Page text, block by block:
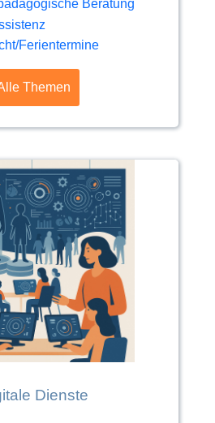
Beratung
Ferientermine
Themen
Dienste